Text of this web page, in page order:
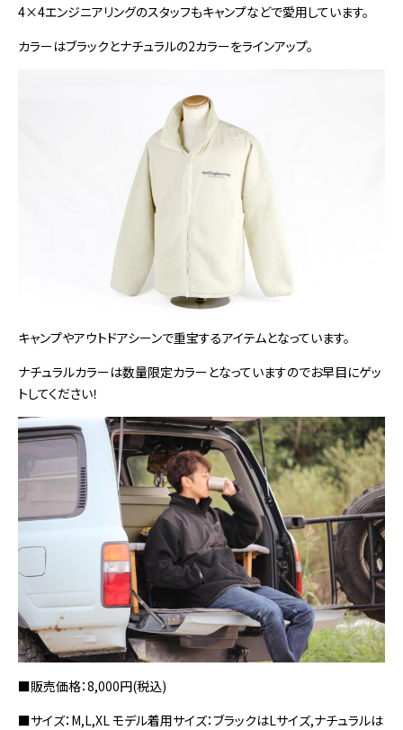
4×4エンジニアリングのスタッフもキャンプなどで愛用しています。
カラーはブラックとナチュラルの2カラーをラインアップ。
キャンプやアウトドアシーンで重宝するアイテムとなっています。
ナチュラルカラーは数量限定カラーとなっていますのでお早目にゲッ
トしてください！
■販売価格：8,000円(税込)
■サイズ：M,L,XL モデル着用サイズ：ブラックはLサイズ,ナチュラルは